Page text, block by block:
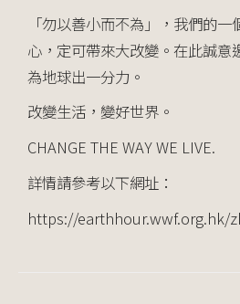
「勿以善小而不為」，我們的
心，定可帶來大改變。在此誠意
為地球出一分力。
改變生活，變好世界。
CHANGE THE WAY WE LIVE.
詳情請參考以下網址：
https://earthhour.wwf.org.hk/